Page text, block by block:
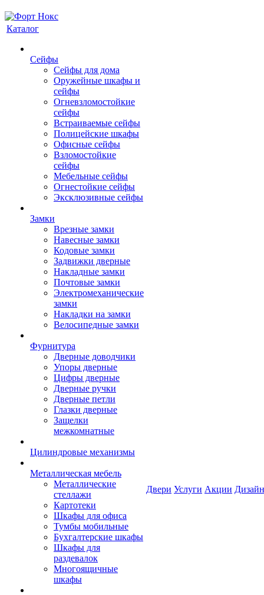
Каталог
Сейфы
Сейфы для дома
Оружейные шкафы и
сейфы
Огневзломостойкие
сейфы
Встраиваемые сейфы
Полицейские шкафы
Офисные сейфы
Взломостойкие
сейфы
Мебельные сейфы
Огнестойкие сейфы
Эксклюзивные сейфы
Замки
Врезные замки
Навесные замки
Кодовые замки
Задвижки дверные
Накладные замки
Почтовые замки
Электромеханические
замки
Накладки на замки
Велосипедные замки
Фурнитура
Дверные доводчики
Упоры дверные
Цифры дверные
Дверные ручки
Дверные петли
Глазки дверные
Защелки
межкомнатные
Цилиндровые механизмы
Металлическая мебель
Металлические
стеллажи
Картотеки
Шкафы для офиса
Тумбы мобильные
Бухгалтерские шкафы
Шкафы для
раздевалок
Многоящичные
шкафы
Двери Услуги Акции